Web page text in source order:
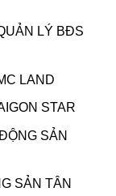
LÝ BĐS
LAND
STAR
SẢN
SẢN TÂN